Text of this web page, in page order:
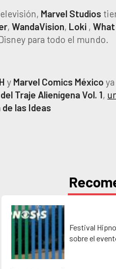
Marvel Studios
,WandaVision, Loki ,What
para todo el mundo.
y Marvel Comics México
Traje Alienígena Vol. 1,
de las Ideas
Festival
sobre el